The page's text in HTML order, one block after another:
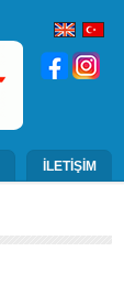
İLETİŞİM